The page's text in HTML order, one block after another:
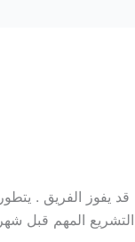
يفوز الفريق .